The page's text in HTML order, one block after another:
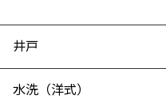
井戸
水洗（洋式）